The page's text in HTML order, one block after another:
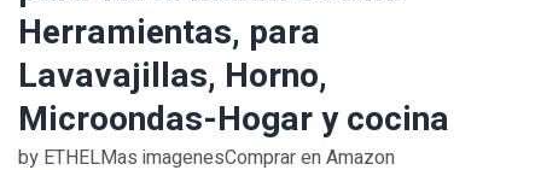
Herramientas, para
Lavavajillas, Horno,
Microondas-Hogar y cocina
by ETHELMas imagenesComprar en Amazon